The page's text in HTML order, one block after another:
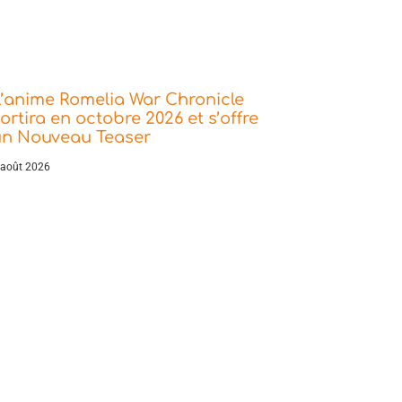
Romelia War Chronicle
en octobre 2026 et s’offre
Nouveau Teaser
2026